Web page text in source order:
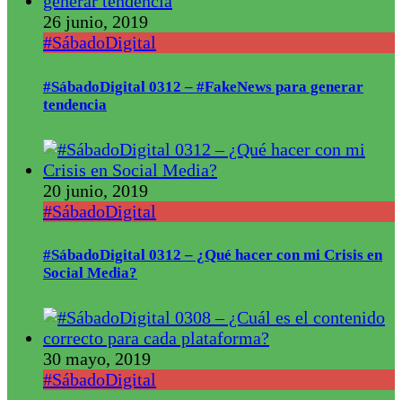
26 junio, 2019
#SábadoDigital
#SábadoDigital 0312 – #FakeNews para generar
tendencia
20 junio, 2019
#SábadoDigital
#SábadoDigital 0312 – ¿Qué hacer con mi Crisis en
Social Media?
30 mayo, 2019
#SábadoDigital